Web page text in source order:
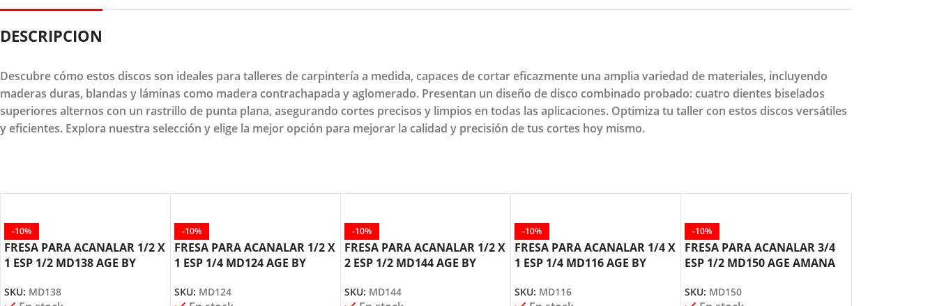
DESCRIPCION
Descubre cómo estos discos son ideales para talleres de carpintería a medida, capaces de cortar eficazmente una amplia variedad de materiales, incluyendo
maderas duras, blandas y láminas como madera contrachapada y aglomerado. Presentan un diseño de disco combinado probado: cuatro dientes biselados
superiores alternos con un rastrillo de punta plana, asegurando cortes precisos y limpios en todas las aplicaciones. Optimiza tu taller con estos discos versátiles
y eficientes. Explora nuestra selección y elige la mejor opción para mejorar la calidad y precisión de tus cortes hoy mismo.
-10%
FRESA PARA ACANALAR 1/2 X
1 ESP 1/2 MD138 AGE BY
SKU: MD138
-10%
FRESA PARA ACANALAR 1/2 X
1 ESP 1/4 MD124 AGE BY
SKU: MD124
-10%
FRESA PARA ACANALAR 1/2 X
2 ESP 1/2 MD144 AGE BY
SKU: MD144
-10%
FRESA PARA ACANALAR 1/4 X
1 ESP 1/4 MD116 AGE BY
SKU: MD116
-10%
FRESA PARA ACANALAR 3/4
ESP 1/2 MD150 AGE AMANA
SKU: MD150